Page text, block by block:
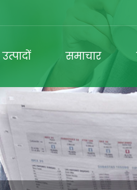
उत्पादों समाचार